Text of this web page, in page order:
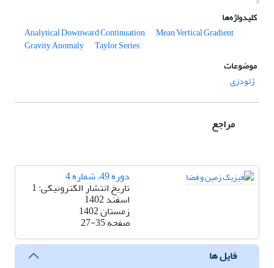
کلیدواژه‌ها
Analytical Downward Continuation
Mean Vertical Gradient
Gravity Anomaly
Taylor Series
موضوعات
ژئودزی
مراجع
دوره 49، شماره 4
تاریخ انتشار الکترونیکی: 1
اسفند 1402
زمستان 1402
صفحه27-35
فایل ها